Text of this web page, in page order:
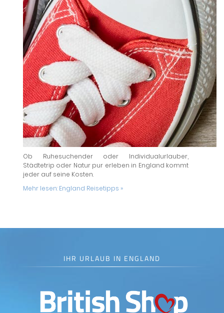
Ob Ruhesuchender oder Individualurlauber,
Städtetrip oder Natur pur erleben in England kommt
jeder auf seine Kosten.
Mehr lesen: England Reisetipps »
IHR URLAUB IN ENGLAND